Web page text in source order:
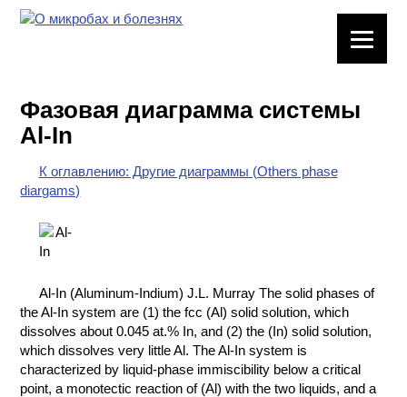
ХИМИЧЕСКАЯ
ПОСУДА
ВРЕДНЫЕ
ФАКТОРЫ
ХИМИЯ НА
ПРОИЗВОДСТВЕ
И ХИМИЧЕСКАЯ
ТЕХНОЛОГИЯ
Фазовая диаграмма системы
Al-In
К оглавлению: Другие диаграммы (Others phase
diargams)
Al-In (Aluminum-Indium) J.L. Murray The solid phases of
the Al-In system are (1) the fcc (Al) solid solution, which
dissolves about 0.045 at.% In, and (2) the (In) solid solution,
which dissolves very little Al. The Al-In system is
characterized by liquid-phase immiscibility below a critical
point, a monotectic reaction of (Al) with the two liquids, and a